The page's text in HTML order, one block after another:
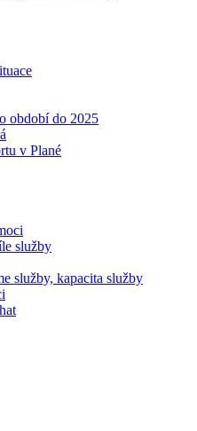
období do 2025
v Plané
služby
služby, kapacita služby